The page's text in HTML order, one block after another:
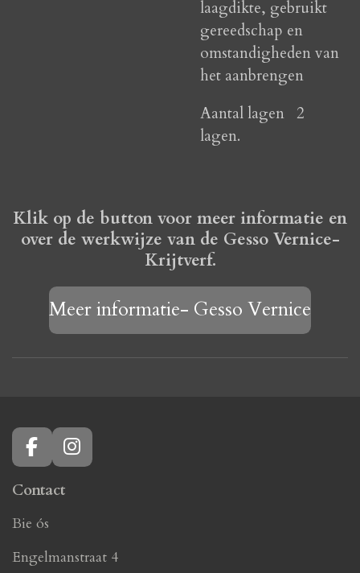
laagdikte, gebruikt
gereedschap en
omstandigheden van
het aanbrengen
Aantal lagen 2
lagen.
Klik op de button voor meer informatie en
over de werkwijze van de Gesso Vernice-
Krijtverf.
Meer informatie- Gesso Vernice
F
a
c
b
o
I
n
r
Contact
Bie ós
Engelmanstraat 4